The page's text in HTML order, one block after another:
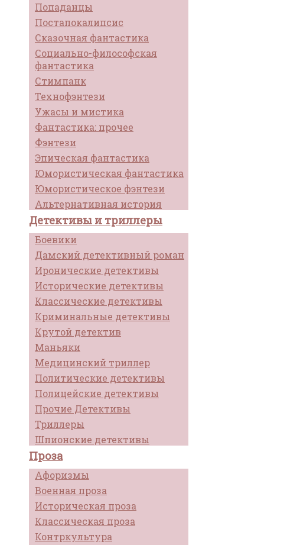
Попаданцы
Постапокалипсис
Сказочная фантастика
Социально-философская
фантастика
Стимпанк
Технофэнтези
Ужасы и мистика
Фантастика: прочее
Фэнтези
Эпическая фантастика
Юмористическая фантастика
Юмористическое фэнтези
Альтернативная история
Детективы и триллеры
Боевики
Дамский детективный роман
Иронические детективы
Исторические детективы
Классические детективы
Криминальные детективы
Крутой детектив
Маньяки
Медицинский триллер
Политические детективы
Полицейские детективы
Прочие Детективы
Триллеры
Шпионские детективы
Проза
Афоризмы
Военная проза
Историческая проза
Классическая проза
Контркультура